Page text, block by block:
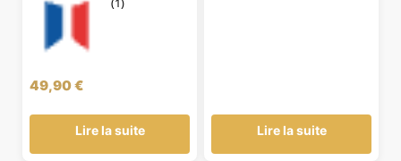
49,90€
Lire la suite Lire la suite